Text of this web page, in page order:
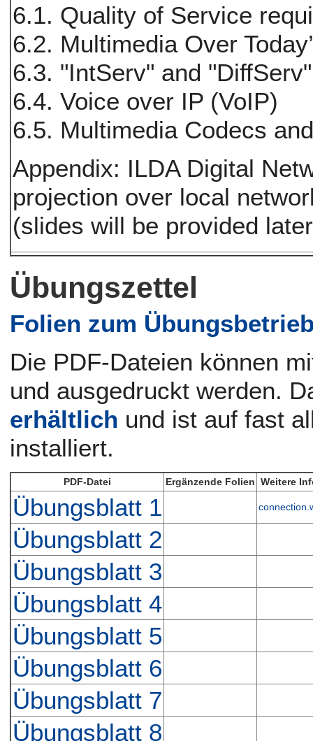
6.1. Quality of Service
6.2. Multimedia Over
6.3. "IntServ" and "DiffServ"
6.4. Voice over IP (VoIP)
6.5. Multimedia Codecs
Appendix: ILDA Digital
projection over local
(slides will be provided
Übungszettel
Folien zum
Die PDF-Dateien können
und ausgedruckt werden.
erhältlich und ist auf fast
installiert.
PDF-Datei Ergänzende Folien Weitere
Übungsblatt 1
Übungsblatt 2
Übungsblatt 3
Übungsblatt 4
Übungsblatt 5
Übungsblatt 6
Übungsblatt 7
Übungsblatt 8